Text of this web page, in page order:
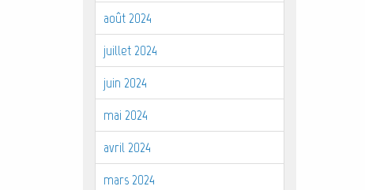
août 2024
juillet 2024
juin 2024
mai 2024
avril 2024
mars 2024